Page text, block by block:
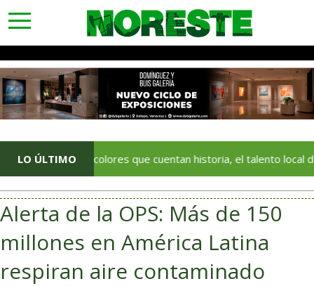
toggle
navigation
LO ÚLTIMO
Con colores que cuentan historia, el talento local deja
Alerta de la OPS: Más de 150
millones en América Latina
respiran aire contaminado